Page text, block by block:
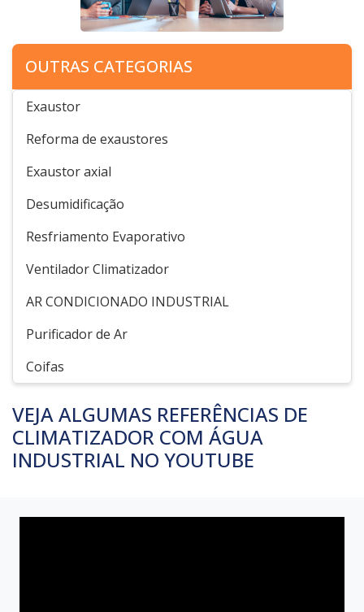
OUTRAS CATEGORIAS
Exaustor
Reforma de exaustores
Exaustor axial
Desumidificação
Resfriamento Evaporativo
Ventilador Climatizador
AR CONDICIONADO INDUSTRIAL
Purificador de Ar
Coifas
VEJA ALGUMAS REFERÊNCIAS DE
CLIMATIZADOR COM ÁGUA
INDUSTRIAL NO YOUTUBE